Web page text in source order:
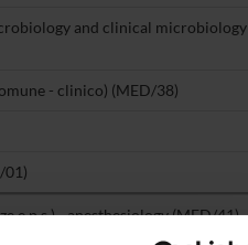
and clinical microbiology
- clinico) (MED/38)
01)
e p.s.) - anesthesiology (MED/41)